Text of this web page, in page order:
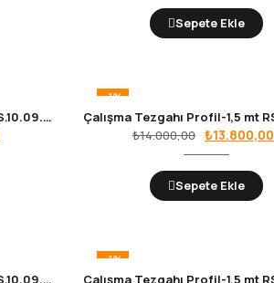
₺14.000,00.
Sepete Ekle
Çalışma Tezgahı Profil-1,5 mt RS.10.09.03
-1%
₺14.000,00 Orijinal
fiyat:
₺14.000,00.
₺13.800,00
Sepete Ekle
Çalışma Tezgahı Profil-1,5 mt RS.10.09.01
-1%